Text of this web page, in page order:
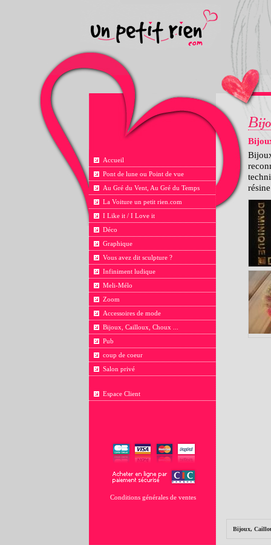
Accueil
Pont de lune ou Point de vue
Au Gré du Vent, Au Gré du Temps
La Voiture un petit rien.com
I Like it / I Love it
Déco
Graphique
Vous avez dit sculpture ?
Infiniment ludique
Meli-Mélo
Zoom
Accessoires de mode
Bijoux, Cailloux, Choux ...
Pub
coup de coeur
Salon privé
Espace Client
Conditions générales de ventes
Bijoux,